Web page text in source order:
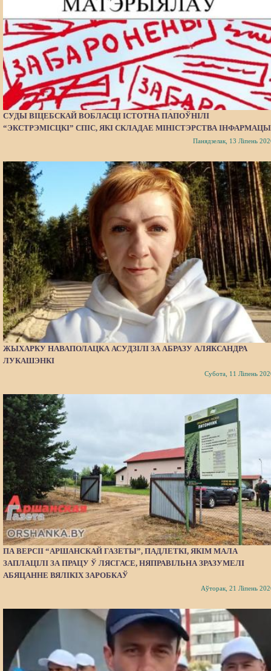
СУДЫ ВІЦЕБСКАЙ ВОБЛАСЦІ ІСТОТНА ПАПОЎНІЛІ
“ЭКСТРЭМІСЦКІ” СПІС, ЯКІ СКЛАДАЕ МІНІСТЭРСТВА
Панядзелак, 13 Ліпень
ЖЫХАРКУ НАВАПОЛАЦКА АСУДЗІЛІ ЗА АБРАЗУ АЛЯКСАНДРА
ЛУКАШЭНКІ
Субота, 11 Ліпень
ПА ВЕРСІІ “АРШАНСКАЙ ГАЗЕТЫ”, ПАДЛЕТКІ, ЯКІМ МАЛА
ЗАПЛАЦІЛІ ЗА ПРАЦУ Ў ЛЯСГАСЕ, НЯПРАВІЛЬНА ЗРАЗУМЕЛІ
АБЯЦАННЕ ВЯЛІКІХ ЗАРОБКАЎ
Аўторак, 21 Ліпень